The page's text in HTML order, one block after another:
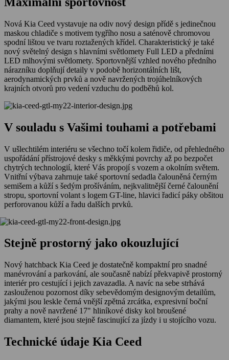
Nová Kia Ceed vystavuje na odiv nový design přídě s jedinečnou
maskou chladiče s motivem tygřího nosu a saténově chromovou
spodní lištou ve tvaru roztažených křídel. Charakteristický je také
nový světelný design s hlavními světlomety Full LED a předními
LED mlhovými světlomety. Sportovnější vzhled nového předního
nárazníku doplňují detaily v podobě horizontálních lišt,
aerodynamických prvků a nově navržených trojúhelníkových
krajních otvorů pro vedení vzduchu do podběhů kol.
V souladu s Vašimi touhami a potřebami
V ušlechtilém interiéru se všechno točí kolem řidiče, od přehledného
uspořádání přístrojové desky s měkkými povrchy až po bezpočet
chytrých technologií, které Vás propojí s vozem a okolním světem.
Vnitřní výbava zahrnuje také sportovní sedadla čalouněná černým
semišem a kůží s šedým prošíváním, nejkvalitnější černé čalounění
stropu, sportovní volant s logem GT-line, hlavici řadicí páky obšitou
perforovanou kůží a řadu dalších prvků.
Stejně prostorný jako okouzlující
Nový hatchback Kia Ceed je dostatečně kompaktní pro snadné
manévrování a parkování, ale současně nabízí překvapivě prostorný
interiér pro cestující i jejich zavazadla. A navíc na sebe strhává
zaslouženou pozornost díky sebevědomým designovým detailům,
jakými jsou leskle černá vnější zpětná zrcátka, expresivní boční
prahy a nově navržené 17" hliníkové disky kol broušené
diamantem, které jsou stejně fascinující za jízdy i u stojícího vozu.
Technické údaje Kia Ceed